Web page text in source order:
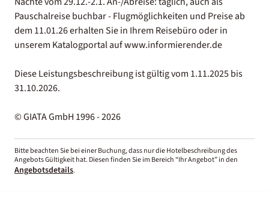
Pauschalreise buchbar - Flugmöglichkeiten und Preise ab
dem 11.01.26 erhalten Sie in Ihrem Reisebüro oder in
unserem Katalogportal auf www.informierender.de
Diese Leistungsbeschreibung ist gültig vom 1.11.2025 bis
31.10.2026.
© GIATA GmbH 1996 - 2026
Bitte beachten Sie bei einer Buchung, dass nur die Hotelbeschreibung des
Angebots Gültigkeit hat. Diesen finden Sie im Bereich “Ihr Angebot” in den
Angebotsdetails.